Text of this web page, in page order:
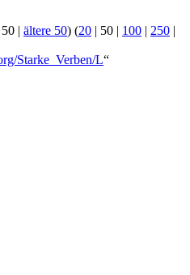
| ältere 50) (20 | 50 | 100 | 250 |
Starke_Verben/L“